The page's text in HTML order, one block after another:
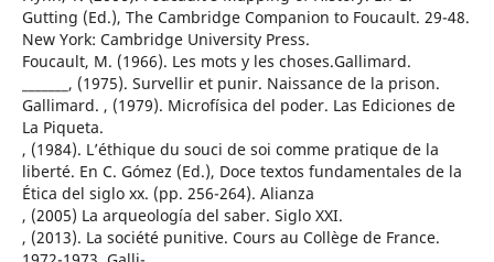
Gutting (Ed.), The Cambridge Companion to Foucault. 29-48.
New York: Cambridge University Press.
Foucault, M. (1966). Les mots y les choses.Gallimard.
_______, (1975). Survellir et punir. Naissance de la prison.
Gallimard. , (1979). Microfísica del poder. Las Ediciones de
La Piqueta.
, (1984). L’éthique du souci de soi comme pratique de la
liberté. En C. Gómez (Ed.), Doce textos fundamentales de la
Ética del siglo xx. (pp. 256-264). Alianza
, (2005) La arqueología del saber. Siglo XXI.
, (2013). La société punitive. Cours au Collège de France.